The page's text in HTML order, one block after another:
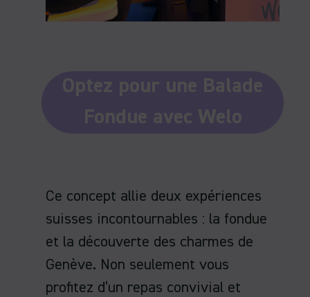
Optez pour une Balade
Fondue avec Welo
Ce concept allie deux expériences
suisses incontournables : la fondue
et la découverte des charmes de
Genève. Non seulement vous
profitez d’un repas convivial et